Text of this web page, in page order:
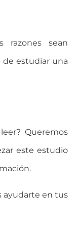
razones sean
de estudiar una
Queremos
este estudio
ayudarte en tus